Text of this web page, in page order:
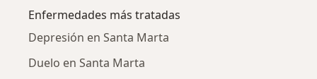
Enfermedades más tratadas
Depresión en Santa Marta
Duelo en Santa Marta